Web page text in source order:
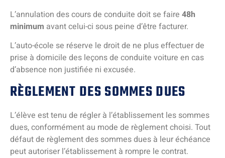
L’annulation des cours de conduite doit se faire 48h
minimum avant celui-ci sous peine d’être facturer.
L’auto-école se réserve le droit de ne plus effectuer de
prise à domicile des leçons de conduite voiture en cas
d’absence non justifiée ni excusée.
RÈGLEMENT DES SOMMES DUES
L’élève est tenu de régler à l’établissement les sommes
dues, conformément au mode de règlement choisi. Tout
défaut de règlement des sommes dues à leur échéance
peut autoriser l’établissement à rompre le contrat.